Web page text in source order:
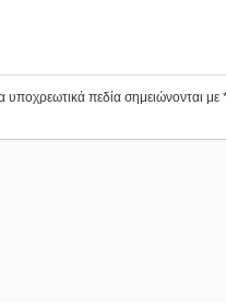
υποχρεωτικά πεδία σημειώνονται με